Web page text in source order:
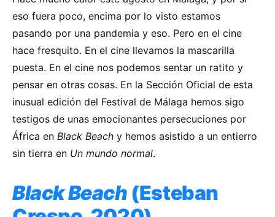
eso fuera poco, encima por lo visto estamos
pasando por una pandemia y eso. Pero en el cine
hace fresquito. En el cine llevamos la mascarilla
puesta. En el cine nos podemos sentar un ratito y
pensar en otras cosas. En la Sección Oficial de esta
inusual edición del Festival de Málaga hemos sigo
testigos de unas emocionantes persecuciones por
África en Black Beach y hemos asistido a un entierro
sin tierra en Un mundo normal.
Black Beach (Esteban